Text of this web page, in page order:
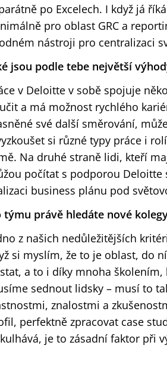
po Excelech. I když já
pro oblast GRC a
nástroji pro centralizaci
jsou podle tebe největší
v Deloitte v sobě spojuje
a má možnost rychlého
své další směrování,
si různé typy práce i
Na druhé straně lidi, kteří
počítat s podporou
business plánu pod
týmu právě hledáte nové
z našich nedůležitějších
si myslím, že to je oblast, do
a to i díky mnoha
sednout lidsky – musí to
znalostmi a
perfektně zpracovat case
je to zásadní faktor při